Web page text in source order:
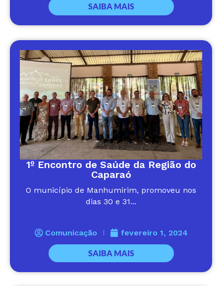
SAIBA MAIS
1º Encontro de Saúde da Região do
Caparaó
O município de Manhumirim, promoveu nos
dias 30 e 31...
Comunicação fevereiro 1, 2024
SAIBA MAIS